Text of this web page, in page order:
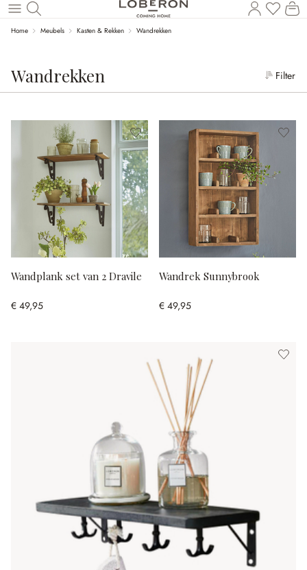
Naar de hoofdinhoud
Home Meubels Kasten & Rekken Wandrekken
Wandrekken Filter
Wandplank set van 2 Dravile
€ 49,95
Wandrek Sunnybrook
€ 49,95